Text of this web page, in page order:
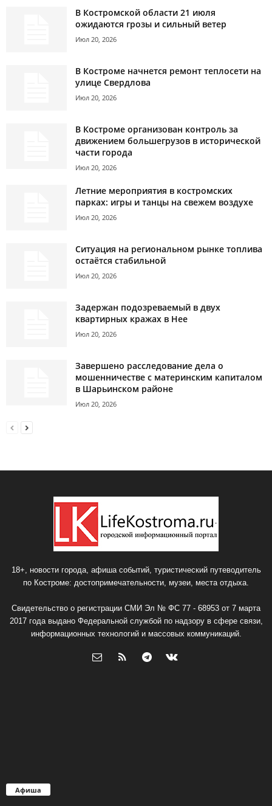
В Костромской области 21 июля
ожидаются грозы и сильный ветер
Июл 20, 2026
В Костроме начнется ремонт теплосети на
улице Свердлова
Июл 20, 2026
В Костроме организован контроль за
движением большегрузов в исторической
части города
Июл 20, 2026
Летние мероприятия в костромских
парках: игры и танцы на свежем воздухе
Июл 20, 2026
Ситуация на региональном рынке топлива
остаётся стабильной
Июл 20, 2026
Задержан подозреваемый в двух
квартирных кражах в Нее
Июл 20, 2026
Завершено расследование дела о
мошенничестве с материнским капиталом
в Шарьинском районе
Июл 20, 2026
18+, новости города, афиша событий, туристический путеводитель
по Костроме: достопримечательности, музеи, места отдыха.
Свидетельство о регистрации СМИ Эл № ФС 77 - 68953 от 7 марта
2017 года выдано Федеральной службой по надзору в сфере связи,
информационных технологий и массовых коммуникаций.
Афиша